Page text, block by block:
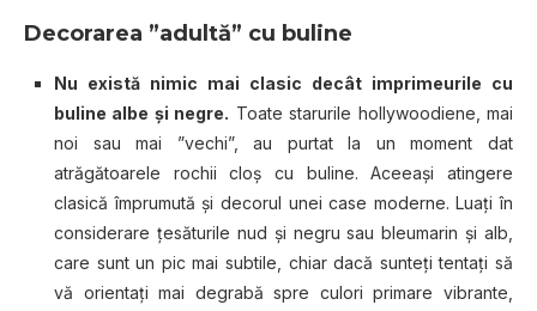
Decorarea ”adultă” cu buline
Nu există nimic mai clasic decât imprimeurile cu
buline albe și negre. Toate starurile hollywoodiene, mai
noi sau mai ”vechi”, au purtat la un moment dat
atrăgătoarele rochii cloș cu buline. Aceeași atingere
clasică împrumută și decorul unei case moderne. Luați în
considerare țesăturile nud și negru sau bleumarin și alb,
care sunt un pic mai subtile, chiar dacă sunteți tentați să
vă orientați mai degrabă spre culori primare vibrante,